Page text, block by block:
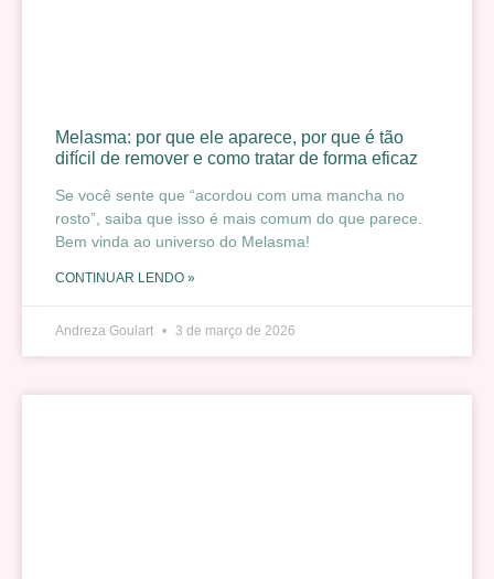
Melasma: por que ele aparece, por que é tão
difícil de remover e como tratar de forma eficaz
Se você sente que “acordou com uma mancha no
rosto”, saiba que isso é mais comum do que parece.
Bem vinda ao universo do Melasma!
CONTINUAR LENDO »
Andreza Goulart 3 de março de 2026